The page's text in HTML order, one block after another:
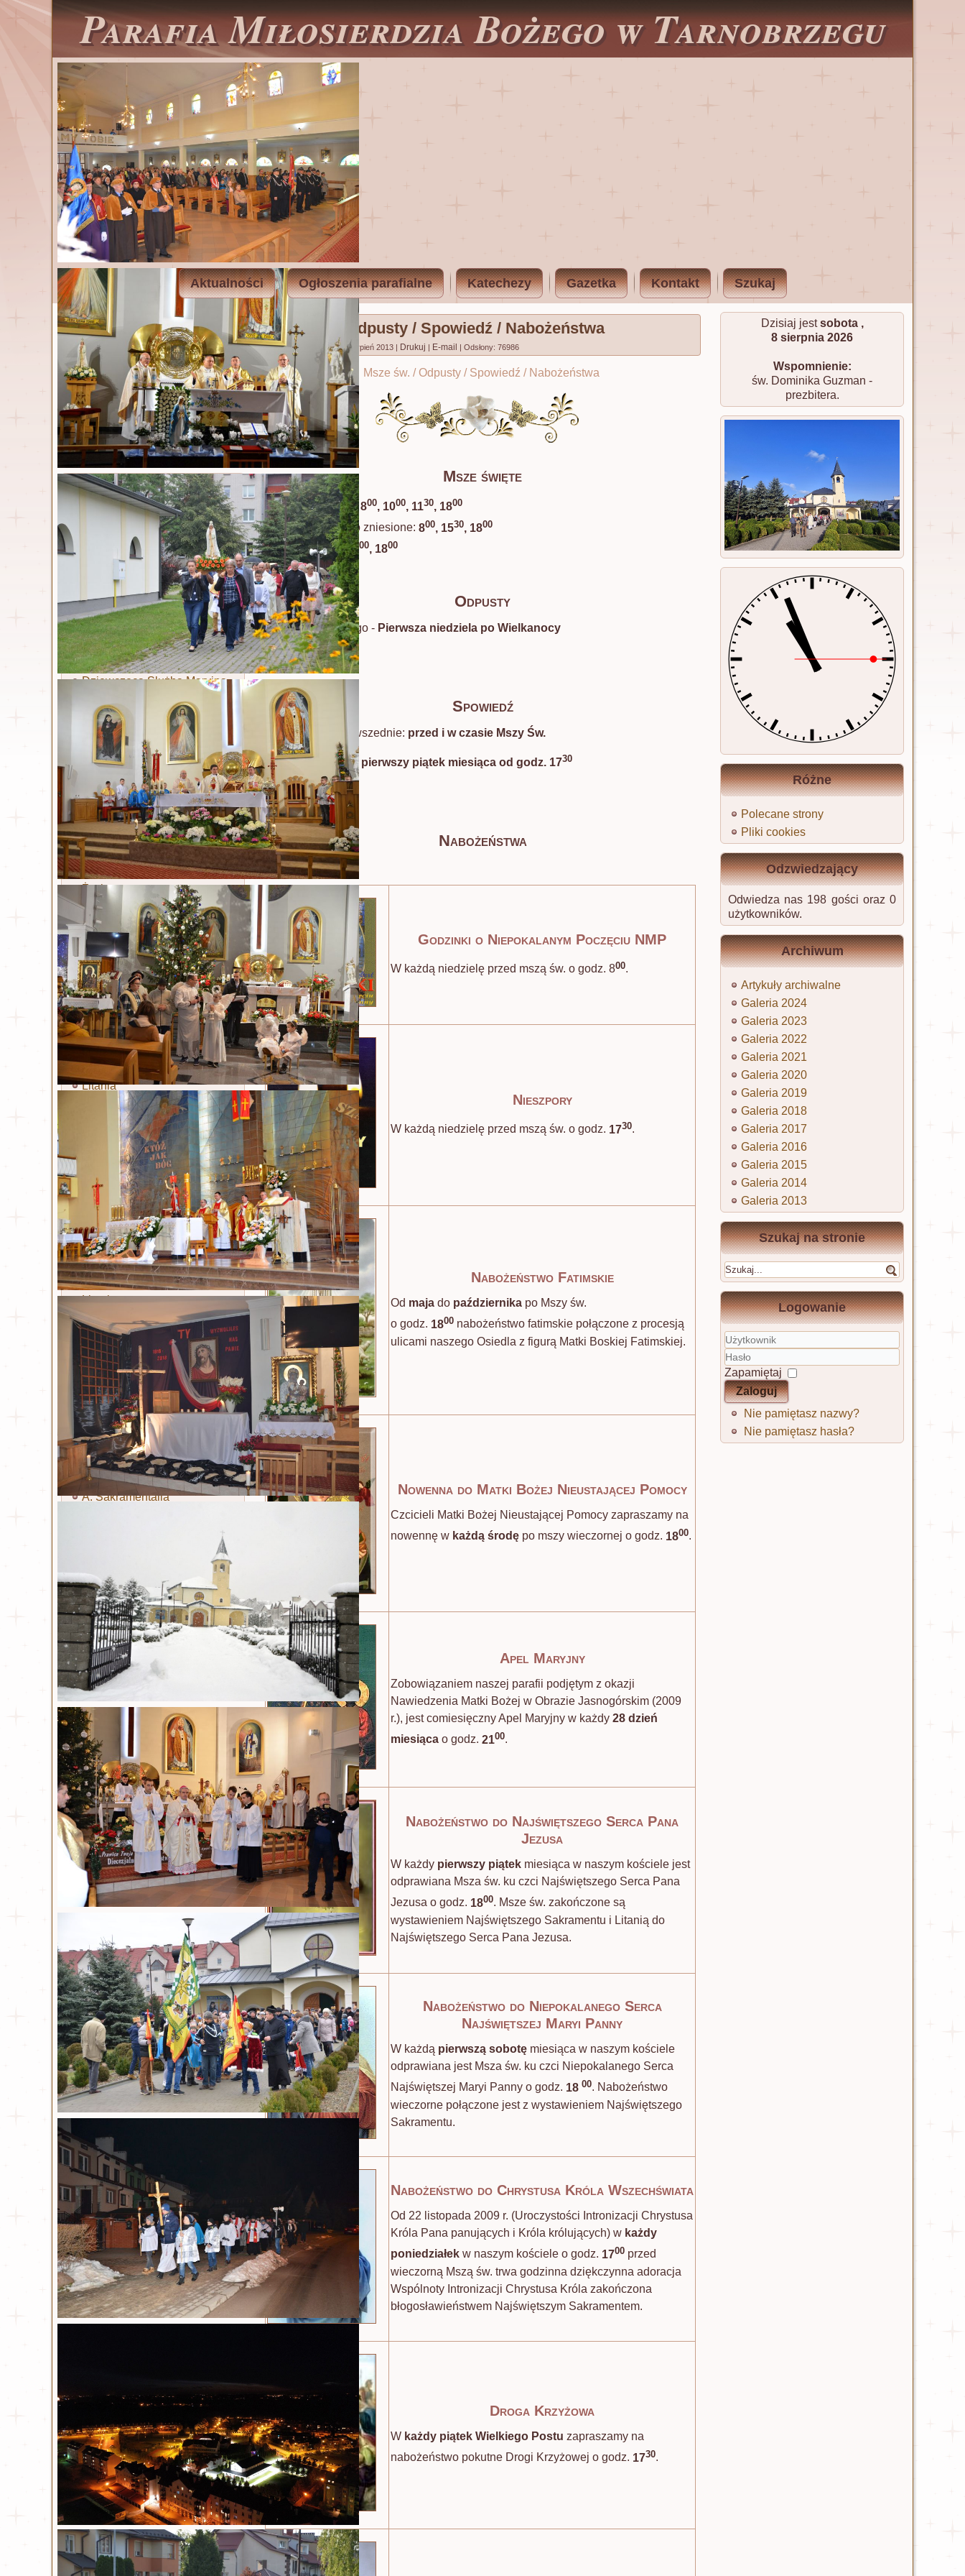
Parafia Miłosierdzia Bożego w Tarnobrzegu
Aktualności Ogłoszenia parafialne Katechezy Gazetka Kontakt Szukaj
Parafia
Msze św. i nabożeństwa
Duszpasterze
Kancelaria
Historia
Parafia w statystyce
Nasz kościół
Dokumenty
Standardy ochrony małoletnich
Zespół ds. prewencji
Osoby włączone w
duszpasterstwo
Wspólnoty parafialne
Ruch Światło - Oaza
Liturgiczna Służba Ołtarza
Dziewczęca Służba Maryjna
Akcja Katolicka
Wspólnota dla Intronizacji
NSPJ
Stowarzyszenie Krwi
Chrystusa
Legion Maryi
Koła koronkowe
Św. Siostra Faustyna
Życiorys
Dzienniczek
Litania
Nowenna
Odpust zupełny
Miłosierdzie Boże
Kult Miłosierdzia Bożego
Obraz Jezusa Miłosiernego
Koronka
Litania
Nowenna
Święty Jan Paweł II
Życiorys
Modlitwa i Litania
Wiersze
Bł. ks. Michał Sopoćko
Życiorys
Litania
Sakramenty i obrzędy
Chrzest
Eucharystia
Bierzmowanie
Kapłaństwo
Małżeństwo
Namaszczenie chorych
Pokuta
A. Sakramentalia
Msze św. / Odpusty / Spowiedź / Nabożeństwa
Opublikowano: 04 sierpień 2013 | Drukuj | E-mail | Odsłony: 76986
Msze św. / Odpusty / Spowiedź / Nabożeństwa
Msze święte
Niedziele i święta:800, 1000, 1130, 1800
Święta państwowo zniesione: 800, 1530, 1800
Dni powszednie:700, 1800
Odpusty
Miłosierdzia Bożego - Pierwsza niedziela po Wielkanocy
Spowiedź
Niedziela i dni powszednie: przed i w czasie Mszy Św.
Pozostałe terminy:pierwszy piątek miesiąca od godz. 1730
Nabożeństwa
Godzinki o Niepokalanym Poczęciu NMP
W każdą niedzielę przed mszą św. o godz. 800.
Nieszpory
W każdą niedzielę przed mszą św. o godz. 1730.
Nabożeństwo Fatimskie
Od maja do października po Mszy św.
o godz. 1800 nabożeństwo fatimskie połączone z procesją
ulicami naszego Osiedla z figurą Matki Boskiej Fatimskiej.
Nowenna do Matki Bożej Nieustającej Pomocy
Czcicieli Matki Bożej Nieustającej Pomocy zapraszamy na
nowennę w każdą środę po mszy wieczornej o godz. 1800.
Apel Maryjny
Zobowiązaniem naszej parafii podjętym z okazji
Nawiedzenia Matki Bożej w Obrazie Jasnogórskim (2009
r.), jest comiesięczny Apel Maryjny w każdy 28 dzień
miesiąca o godz. 2100.
Nabożeństwo do Najświętszego Serca Pana
Jezusa
W każdy pierwszy piątek miesiąca w naszym kościele jest
odprawiana Msza św. ku czci Najświętszego Serca Pana
Jezusa o godz. 1800. Msze św. zakończone są
wystawieniem Najświętszego Sakramentu i Litanią do
Najświętszego Serca Pana Jezusa.
Nabożeństwo do Niepokalanego Serca
Najświętszej Maryi Panny
W każdą pierwszą sobotę miesiąca w naszym kościele
odprawiana jest Msza św. ku czci Niepokalanego Serca
Najświętszej Maryi Panny o godz. 18 00. Nabożeństwo
wieczorne połączone jest z wystawieniem Najświętszego
Sakramentu.
Nabożeństwo do Chrystusa Króla Wszechświata
Od 22 listopada 2009 r. (Uroczystości Intronizacji Chrystusa
Króla Pana panujących i Króla królujących) w każdy
poniedziałek w naszym kościele o godz. 1700 przed
wieczorną Mszą św. trwa godzinna dziękczynna adoracja
Wspólnoty Intronizacji Chrystusa Króla zakończona
błogosławieństwem Najświętszym Sakramentem.
Droga Krzyżowa
W każdy piątek Wielkiego Postu zapraszamy na
nabożeństwo pokutne Drogi Krzyżowej o godz. 1730.
Dzisiaj jestsobota ,
8 sierpnia 2026
Wspomnienie:
św. Dominika Guzman -
prezbitera.
Różne
Polecane strony
Pliki cookies
Odzwiedzający
Odwiedza nas 198 gości oraz 0
użytkowników.
Archiwum
Artykuły archiwalne
Galeria 2024
Galeria 2023
Galeria 2022
Galeria 2021
Galeria 2020
Galeria 2019
Galeria 2018
Galeria 2017
Galeria 2016
Galeria 2015
Galeria 2014
Galeria 2013
Szukaj na stronie
Logowanie
Użytkownik
Hasło
Zapamiętaj
Zaloguj
Nie pamiętasz nazwy?
Nie pamiętasz hasła?